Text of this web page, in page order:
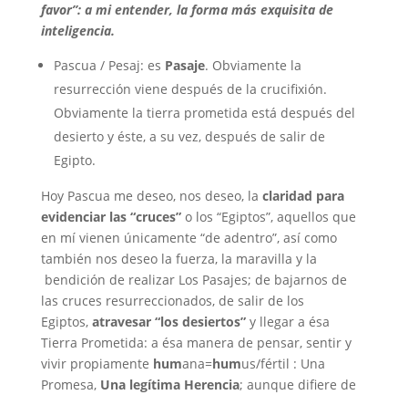
favor”: a mi entender, la forma más exquisita de
inteligencia.
Pascua / Pesaj: es Pasaje. Obviamente la
resurrección viene después de la crucifixión.
Obviamente la tierra prometida está después del
desierto y éste, a su vez, después de salir de
Egipto.
Hoy Pascua me deseo, nos deseo, la claridad para
evidenciar las “cruces”o los “Egiptos”, aquellos que
en mí vienen únicamente “de adentro”, así como
también nos deseo la fuerza, la maravilla y la
bendición de realizar Los Pasajes; de bajarnos de
las cruces resurreccionados, de salir de los
Egiptos, atravesar “los desiertos”y llegar a ésa
Tierra Prometida: a ésa manera de pensar, sentir y
vivir propiamente humana=humus/fértil : Una
Promesa, Una legítima Herencia; aunque difiere de